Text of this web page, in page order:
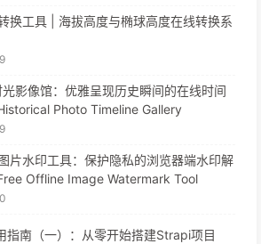
换工具 | 海拔高度与椭球高度在线转换系
影像馆：优雅呈现历史瞬间的在线时间
Photo Timeline Gallery
片水印工具：保护隐私的浏览器端水印解
Offline Image Watermark Tool
指南（一）：从零开始搭建Strapi项目